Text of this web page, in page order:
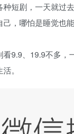
短剧，一天就过去
，哪怕是睡觉也能
9.9、19.9不多，
。